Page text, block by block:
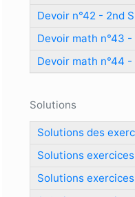
Devoir n°42 - 2nd S
Devoir math n°43 -
Devoir math n°44 -
Solutions
Solutions des
Solutions
Solutions